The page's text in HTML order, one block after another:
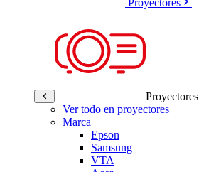
Proyectores
Ver todo en proyectores
Marca
Epson
Samsung
VTA